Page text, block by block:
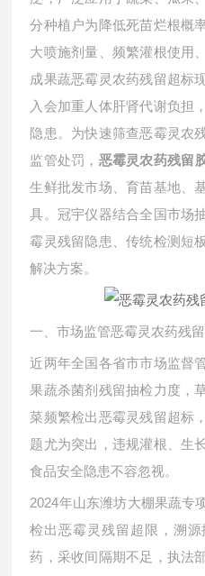
分种植户为降低死苗烂根概
大喷施剂量、频繁灌根使用
成果蔬恶霉灵农药残留超标
入会加重人体肝肾代谢负担
隐患。为快速筛查恶霉灵农
监管处罚， 恶霉灵农药残留
生鲜批发市场、育苗基地、
具。冠宇仪器结合全国市场
霉灵残留隐患、传统检测短
解决方案。
一、市场监管恶霉灵农药残
近两年全国各省市市场监督
果蔬杀菌剂残留抽检力度，
菜频繁检出恶霉灵残留超标
题尤为突出，违规灌根、生
食品安全隐患不容忽视。
2024年山东潍坊大棚果蔬专
检出恶霉灵残留超限，溯
药，采收间隔期不足，执法